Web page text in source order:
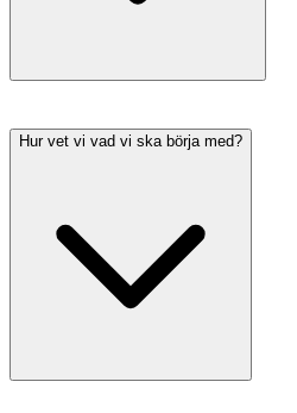
Hur vet vi vad vi ska börja med?